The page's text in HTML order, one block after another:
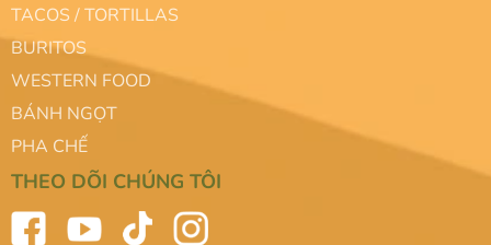
TACOS / TORTILLAS
BURITOS
WESTERN FOOD
BÁNH NGỌT
PHA CHẾ
THEO DÕI CHÚNG TÔI